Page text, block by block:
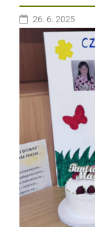
26. 6. 2025